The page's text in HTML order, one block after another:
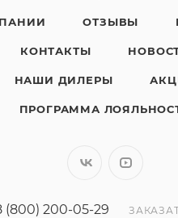
ОТЗЫВЫ
КОНТАКТЫ
НАШИ ДИЛЕРЫ
ПРОГРАММА
(800) 200-05-29